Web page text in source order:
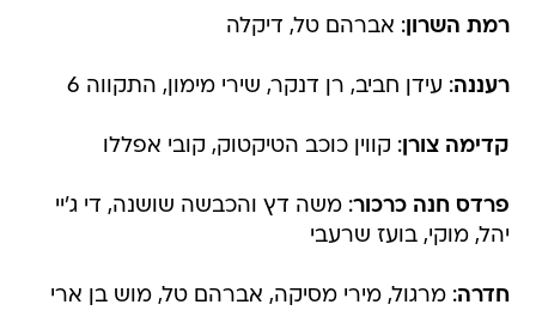
רעננה: עידן חביב, רן דנקר, שירי מימון, התקווה 6
קדימה צורן : קווין כוכב הטיקטוק, קובי אפללו
פרדס חנה כרכור : משה דץ והכבשה שושנה, די ג'יי
חדרה: מרגול, מירי מסיקה, אברהם טל, מוש בן ארי
כפר יונה: עילי בוטנר וילדי החוץ